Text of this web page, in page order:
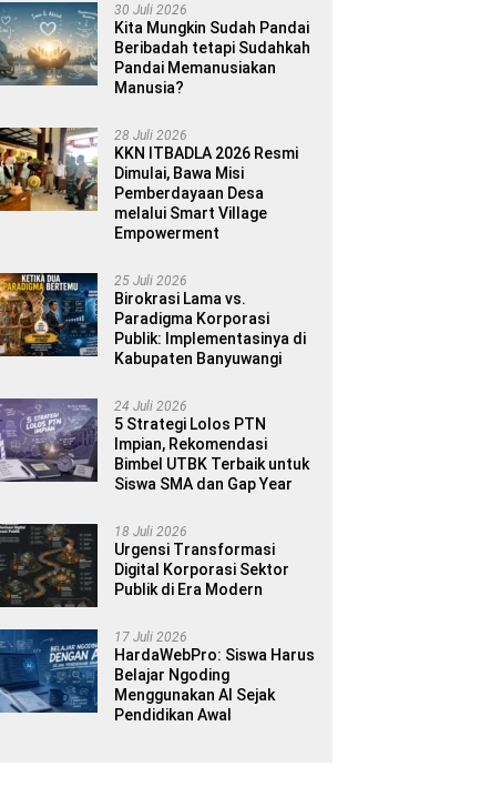
30 Juli 2026
Kita Mungkin Sudah Pandai
Beribadah tetapi Sudahkah
Pandai Memanusiakan
Manusia?
28 Juli 2026
KKN ITBADLA 2026 Resmi
Dimulai, Bawa Misi
Pemberdayaan Desa
melalui Smart Village
Empowerment
25 Juli 2026
Birokrasi Lama vs.
Paradigma Korporasi
Publik: Implementasinya di
Kabupaten Banyuwangi
24 Juli 2026
5 Strategi Lolos PTN
Impian, Rekomendasi
Bimbel UTBK Terbaik untuk
Siswa SMA dan Gap Year
18 Juli 2026
Urgensi Transformasi
Digital Korporasi Sektor
Publik di Era Modern
17 Juli 2026
HardaWebPro: Siswa Harus
Belajar Ngoding
Menggunakan AI Sejak
Pendidikan Awal